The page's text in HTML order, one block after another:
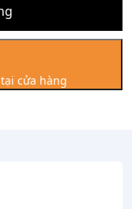
cửa hàng